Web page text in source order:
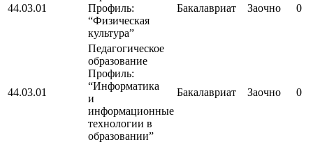
44.03.01
Профиль:
“Физическая
культура”
Бакалавриат Заочно 0
44.03.01
Педагогическое
образование
Профиль:
“Информатика
и
информационные
технологии в
образовании”
Бакалавриат Заочно 0